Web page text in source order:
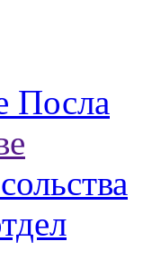
Посла